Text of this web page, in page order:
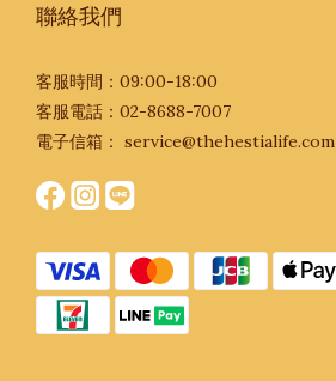
聯絡我們
客服時間：09:00-18:00
客服電話：02-8688-7007
電子信箱： service@thehestialife.com